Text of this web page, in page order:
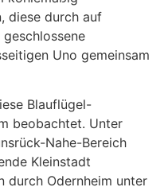
diese durch auf
Uno gemeinsam
Blauflügel-
beobachtet. Unter
Nahe-Bereich
Kleinstadt
durch Odernheim unter